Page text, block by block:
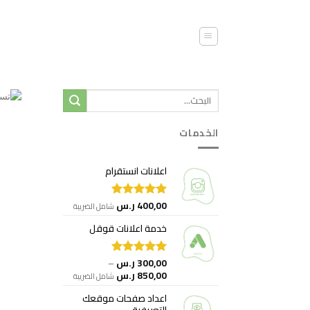
الخدمات
اعلانات انستقرام
تم التقييم
400,00ر.س شامل الضريبة
خدمة اعلانات قوقل
تم التقييم
5.00من 5
300,00ر.س–
850,00ر.سنطاق
السعر:
من
شامل الضريبة
اعداد صفحات موقعك